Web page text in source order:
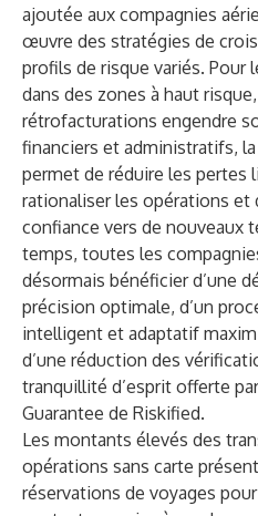
ajoutée aux compagnies
œuvre des stratégies de
profils de risque variés. Pour
dans des zones à haut
rétrofacturations engendre
financiers et administratifs,
permet de réduire les pertes
rationaliser les opérations et
confiance vers de nouveaux
temps, toutes les
désormais bénéficier d’une
précision optimale, d’un
intelligent et adaptatif
d’une réduction des
tranquillité d’esprit offerte
Guarantee de Riskified.
Les montants élevés des
opérations sans carte
réservations de voyages